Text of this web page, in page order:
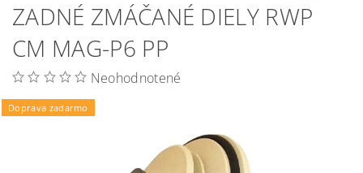
ZADNÉ ZMÁČANÉ DIELY RWP
CM MAG-P6 PP
Neohodnotené
Doprava zadarmo